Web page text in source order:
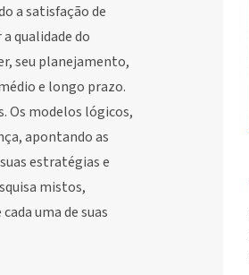
a satisfação de
qualidade do
seu planejamento,
e longo prazo.
Os modelos lógicos,
apontando as
estratégias e
mistos,
uma de suas